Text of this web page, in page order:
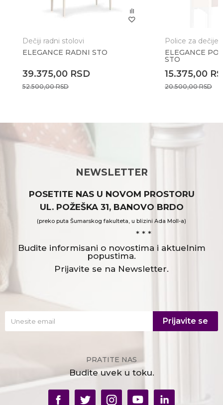
Dečiji radni stolovi
ELEGANCE RADNI STO
39.375,00 RSD
52.500,00RSD
Police za dečije
ELEGANCE
STO
15.375,00
20.500,00RSD
NEWSLETTER
POSETITE NAS U NOVOM PROSTORU
UL. POŽEŠKA 31, BANOVO BRDO
(preko puta Šumarskog fakulteta, u blizini Ada Moll-a)
* * *
Budite informisani o novostima i aktuelnim
popustima.
Prijavite se na Newsletter.
Prijavite se
PRATITE NAS
Budite uvek u toku.